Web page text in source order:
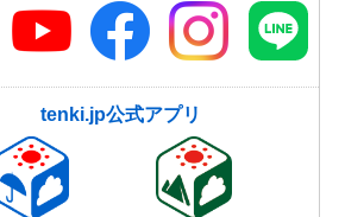
tenki.jp公式アプリ